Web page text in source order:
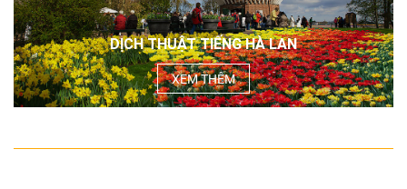
DỊCH THUẬT TIẾNG HÀ LAN
XEM THÊM